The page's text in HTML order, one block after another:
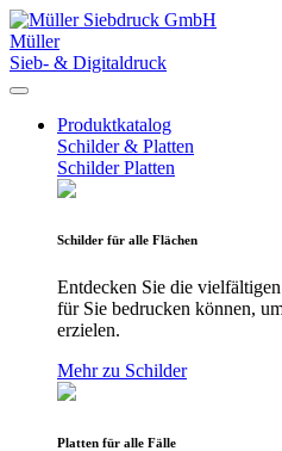
Müller
Sieb- & Digitaldruck
Produktkatalog
Schilder & Platten
SchilderPlatten
Schilder für alle Flächen
Entdecken Sie die
für Sie bedrucken können,
erzielen.
Mehr zu Schilder
Platten für alle Fälle